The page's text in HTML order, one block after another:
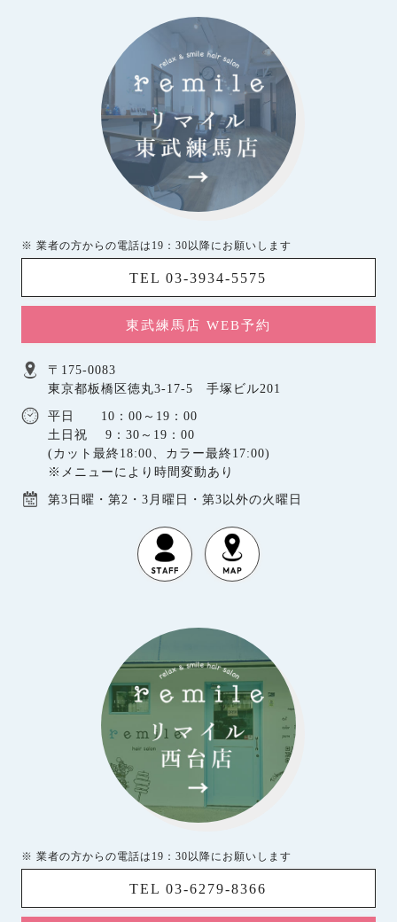
※ 業者の方からの電話は19：30以降にお願いします
TEL 03-3934-5575
東武練馬店 WEB予約
〒175-0083
東京都板橋区徳丸3-17-5 手塚ビル201
平日 10：00～19：00
土日祝 9：30～19：00
(カット最終18:00、カラー最終17:00)
※メニューにより時間変動あり
第3日曜・第2・3月曜日・第3以外の火曜日
※ 業者の方からの電話は19：30以降にお願いします
TEL 03-6279-8366